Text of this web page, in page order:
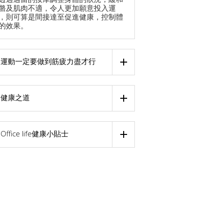
及肌肉不適，令人更加願意投入運
則可算是間接達至促進健康，控制體
效果。
運動一定要做到筋疲力盡才行
健康之道
Office life健康小貼士